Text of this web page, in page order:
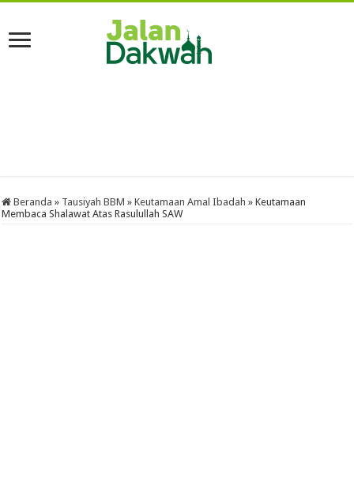
Beranda » Tausiyah BBM » Keutamaan Amal Ibadah » Keutamaan
Membaca Shalawat Atas Rasulullah SAW